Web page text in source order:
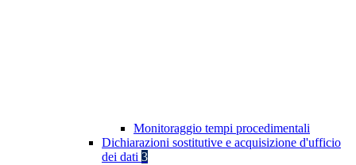
Monitoraggio tempi procedimentali
Dichiarazioni sostitutive e acquisizione d'ufficio
dei dati 3